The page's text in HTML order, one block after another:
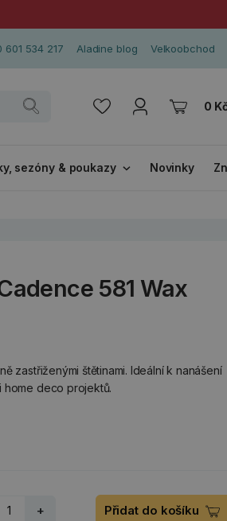
601 534 217 Aladine blog Velkoobchod
0
sezóny & poukazy Novinky
581 Wax
zastřiženými štětinami. Ideální k nanášení
deco projektů.
+ Přidat do košíku